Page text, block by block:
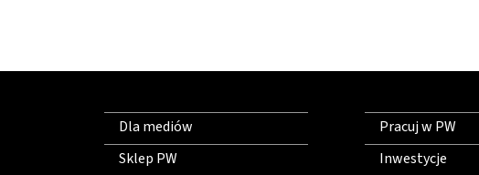
Dla mediów
Sklep PW
Pracuj w PW
Inwestycje